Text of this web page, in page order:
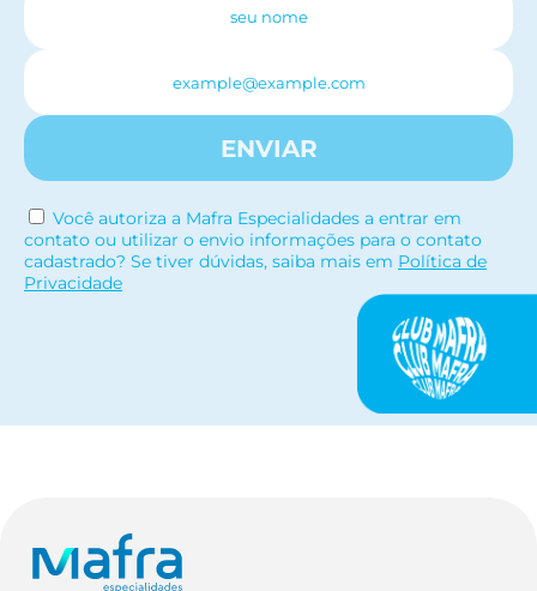
ENVIAR
Você autoriza a Mafra Especialidades a entrar em
contato ou utilizar o envio informações para o contato
cadastrado? Se tiver dúvidas, saiba mais em Política de
Privacidade